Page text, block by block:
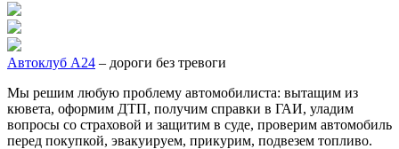
Автоклуб А24 – дороги без тревоги
Мы решим любую проблему автомобилиста: вытащим из
кювета, оформим ДТП, получим справки в ГАИ, уладим
вопросы со страховой и защитим в суде, проверим автомобиль
перед покупкой, эвакуируем, прикурим, подвезем топливо.